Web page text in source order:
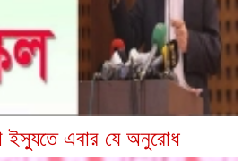
ইস্যুতে এবার যে অনুরোধ